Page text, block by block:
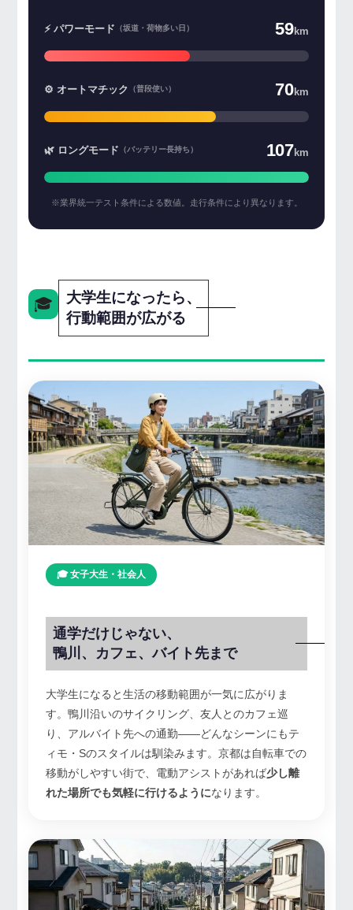
⚡ パワーモード （坂道・荷物多い日） 59km
⚙️ オートマチック （普段使い） 70km
🌿 ロングモード （バッテリー長持ち） 107km
※業界統一テスト条件による数値。走行条件により異なります。
🎓
大学生になったら、
行動範囲が広がる
🎓 女子大生・社会人
通学だけじゃない、
鴨川、カフェ、バイト先まで
大学生になると生活の移動範囲が一気に広がりま
す。鴨川沿いのサイクリング、友人とのカフェ巡
り、アルバイト先への通勤——どんなシーンにもテ
ィモ・Sのスタイルは馴染みます。京都は自転車での
移動がしやすい街で、電動アシストがあれば少し離
れた場所でも気軽に行けるようになります。